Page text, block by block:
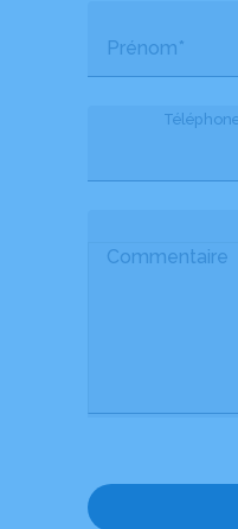
Prénom*
Commentaire